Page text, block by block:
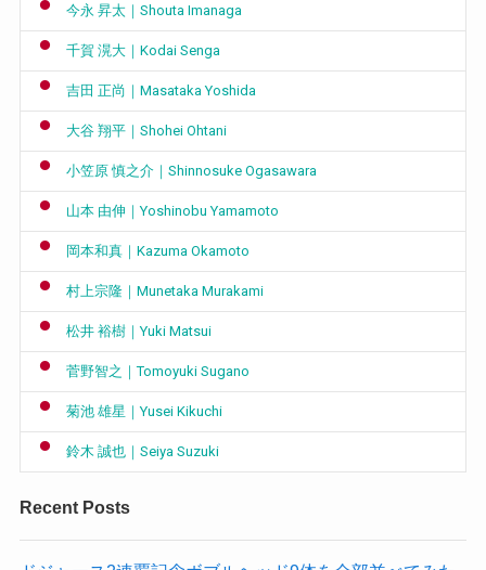
今永 昇太｜Shouta Imanaga
千賀 滉大｜Kodai Senga
吉田 正尚｜Masataka Yoshida
大谷 翔平｜Shohei Ohtani
小笠原 慎之介｜Shinnosuke Ogasawara
山本 由伸｜Yoshinobu Yamamoto
岡本和真｜Kazuma Okamoto
村上宗隆｜Munetaka Murakami
松井 裕樹｜Yuki Matsui
菅野智之｜Tomoyuki Sugano
菊池 雄星｜Yusei Kikuchi
鈴木 誠也｜Seiya Suzuki
Recent Posts